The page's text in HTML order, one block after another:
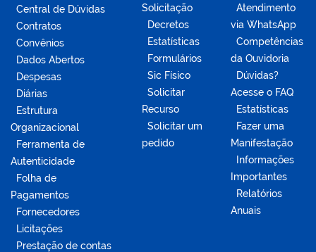
Central de Dúvidas
Contratos
Convênios
Dados Abertos
Despesas
Diárias
Estrutura
Organizacional
Ferramenta de
Autenticidade
Folha de
Pagamentos
Fornecedores
Licitações
Prestação de contas
Solicitação
Decretos
Estatísticas
Formulários
Sic Físico
Solicitar
Recurso
Solicitar um
pedido
Atendimento
via WhatsApp
Competências
da Ouvidoria
Dúvidas?
Acesse o FAQ
Estatísticas
Fazer uma
Manifestação
Informações
Importantes
Relatórios
Anuais